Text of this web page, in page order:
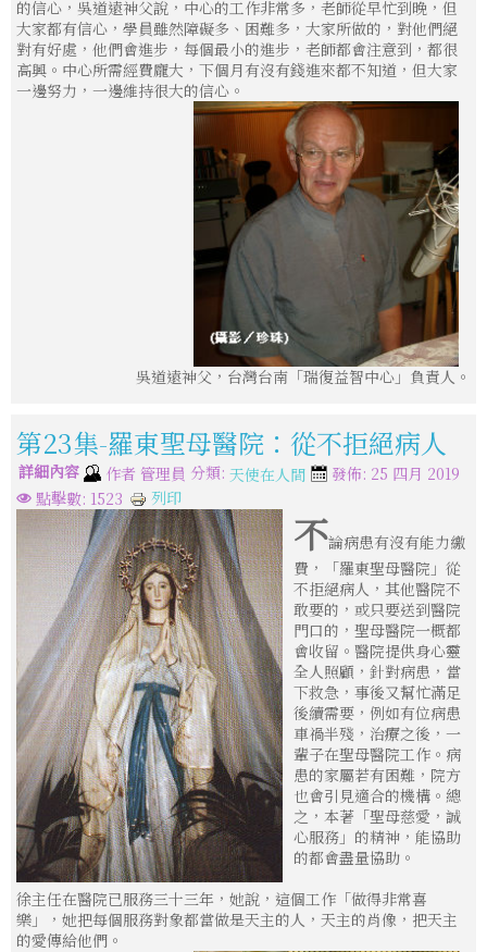
的信心，吳道遠神父說，中心的工作非常多，老師從早忙到晚，但
大家都有信心，學員雖然障礙多、困難多，大家所做的，對他們絕
對有好處，他們會進步，每個最小的進步，老師都會注意到，都很
高興。中心所需經費龐大，下個月有沒有錢進來都不知道，但大家
一邊努力，一邊維持很大的信心。
吳道遠神父，台灣台南「瑞復益智中心」負責人。
第23集-羅東聖母醫院：從不拒絕病人
詳細內容 作者 管理員 分類: 天使在人間
發佈: 25 四月 2019
點擊數: 1523
列印
不論病患有沒有能力繳
費，「羅東聖母醫院」從
不拒絕病人，其他醫院不
敢要的，或只要送到醫院
門口的，聖母醫院一概都
會收留。醫院提供身心靈
全人照顧，針對病患，當
下救急，事後又幫忙滿足
後續需要，例如有位病患
車禍半殘，治療之後，一
輩子在聖母醫院工作。病
患的家屬若有困難，院方
也會引見適合的機構。總
之，本著「聖母慈愛，誠
心服務」的精神，能協助
的都會盡量協助。
徐主任在醫院已服務三十三年，她說，這個工作「做得非常喜
樂」，她把每個服務對象都當做是天主的人，天主的肖像，把天主
的愛傳給他們。